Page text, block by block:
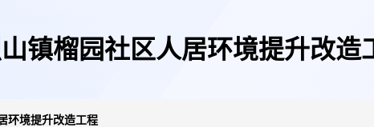
镇榴园社区人居环境提升改造
环境提升改造工程